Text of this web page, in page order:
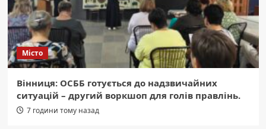
Місто
Вінниця: ОСББ готується до надзвичайних
ситуацій – другий воркшоп для голів правлінь.
7 години тому назад